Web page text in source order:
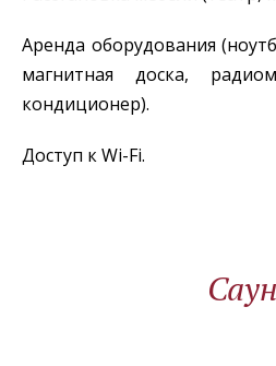
Аренда оборудования
магнитная доска,
кондиционер).
Доступ к Wi-Fi.